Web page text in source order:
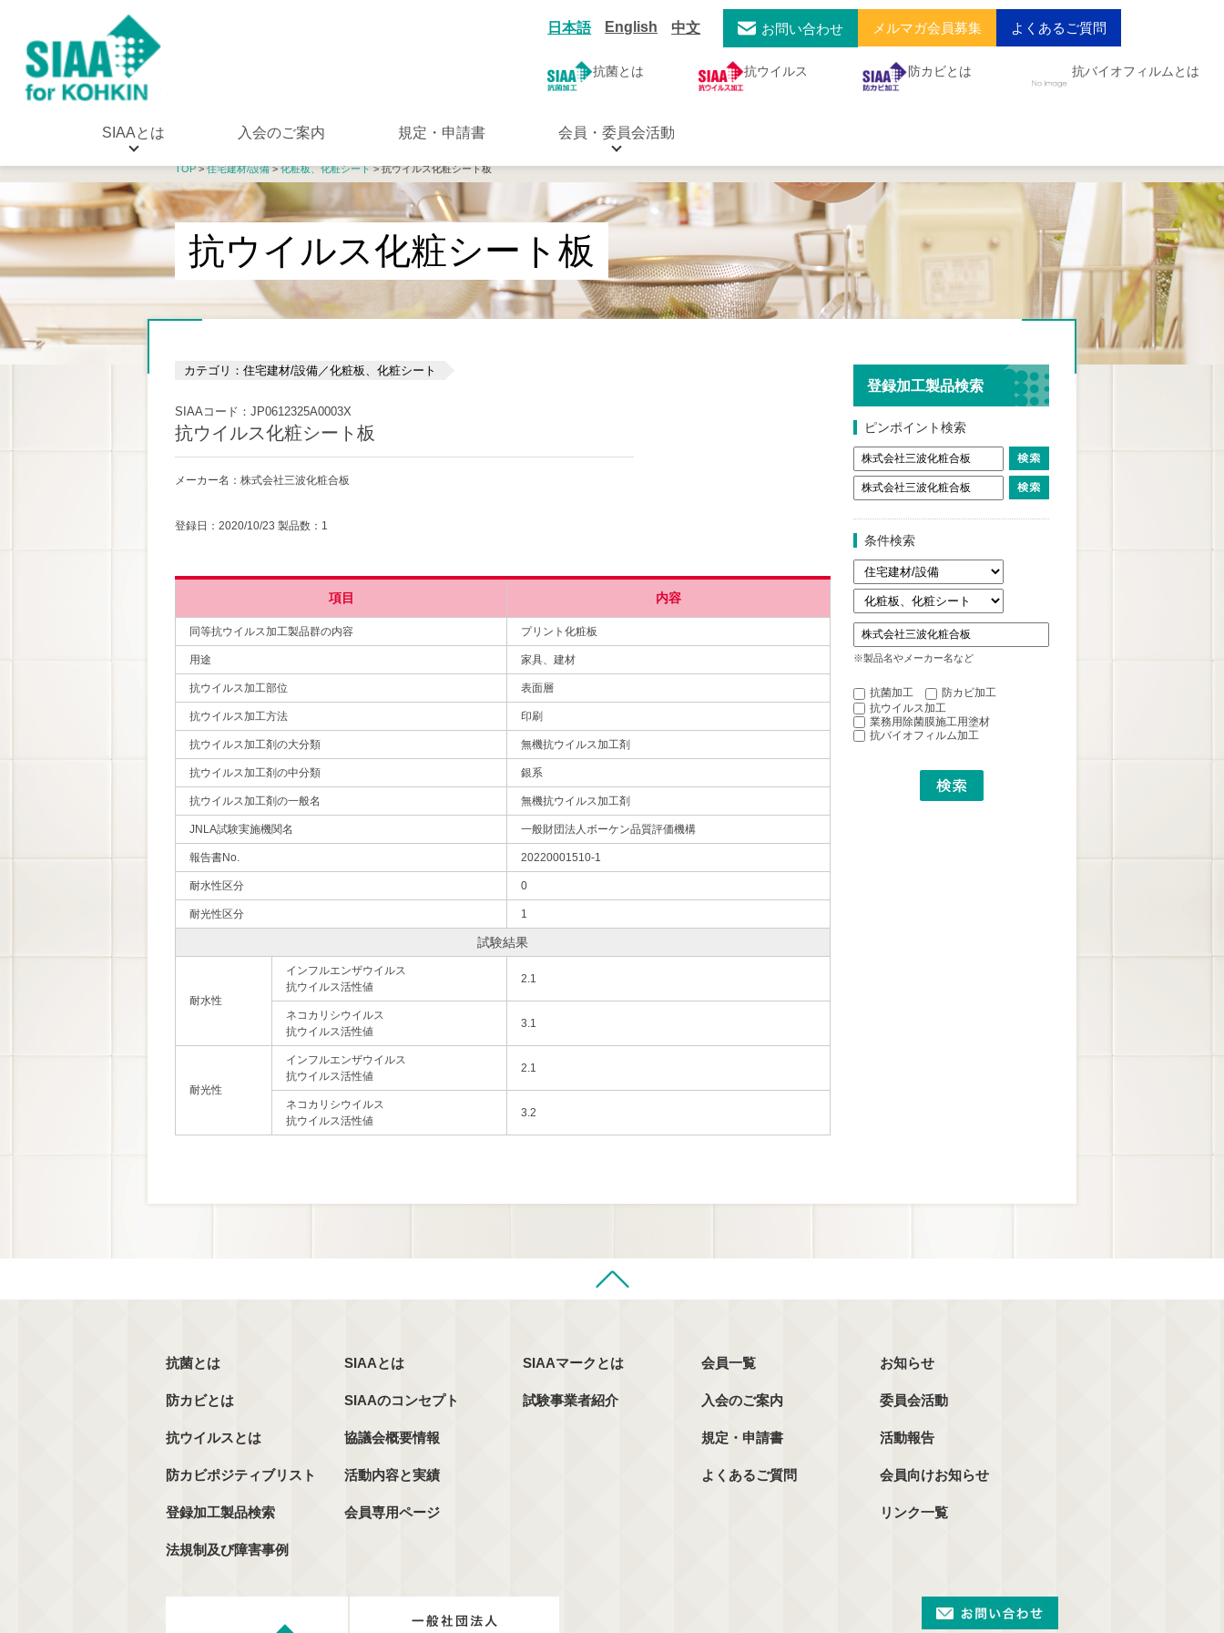
日本語 English 中文 お問い合わせ メルマガ会員募集 よくあるご質問
抗菌とは 抗ウイルス 防カビとは 抗バイオフィルムとは
SIAAとは 入会のご案内 規定・申請書 会員・委員会活動
TOP>住宅建材/設備>化粧板、化粧シート> 抗ウイルス化粧シート板
抗ウイルス化粧シート板
カテゴリ：住宅建材/設備／化粧板、化粧シート
SIAAコード：JP0612325A0003X
抗ウイルス化粧シート板
メーカー名：株式会社三波化粧合板
登録日：2020/10/23 製品数：1
項目 内容
同等抗ウイルス加工製品群の内容 プリント化粧板
用途 家具、建材
抗ウイルス加工部位 表面層
抗ウイルス加工方法 印刷
抗ウイルス加工剤の大分類 無機抗ウイルス加工剤
抗ウイルス加工剤の中分類 銀系
抗ウイルス加工剤の一般名 無機抗ウイルス加工剤
JNLA試験実施機関名 一般財団法人ボーケン品質評価機構
報告書No. 20220001510-1
耐水性区分 0
耐光性区分 1
試験結果
耐水性
インフルエンザウイルス
抗ウイルス活性値
2.1
ネコカリシウイルス
抗ウイルス活性値
3.1
耐光性
インフルエンザウイルス
抗ウイルス活性値
2.1
ネコカリシウイルス
抗ウイルス活性値
3.2
登録加工製品検索
ピンポイント検索
条件検索
※製品名やメーカー名など
抗菌加工
防カビ加工
抗ウイルス加工
業務用除菌膜施工用塗材
抗バイオフィルム加工
抗菌とは
防カビとは
抗ウイルスとは
防カビポジティブリスト
登録加工製品検索
法規制及び障害事例
SIAAとは
SIAAのコンセプト
協議会概要情報
活動内容と実績
会員専用ページ
SIAAマークとは
試験事業者紹介
会員一覧
入会のご案内
規定・申請書
よくあるご質問
お知らせ
委員会活動
活動報告
会員向けお知らせ
リンク一覧